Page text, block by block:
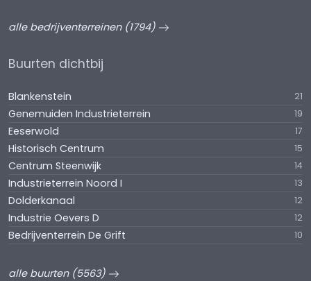
alle bedrijventerreinen (1794)
Buurten dichtbij
Blankenstein 21
Genemuiden Industrieterrein 19
Eeserwold 17
Historisch Centrum 15
Centrum Steenwijk 14
Industrieterrein Noord I 13
Dolderkanaal 12
Industrie Oevers D 12
Bedrijventerrein De Grift 10
alle buurten (5563)